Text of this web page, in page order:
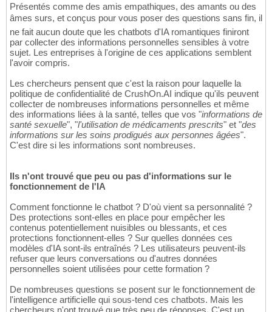
Présentés comme des amis empathiques, des amants ou des
âmes surs, et conçus pour vous poser des questions sans fin, il
ne fait aucun doute que les chatbots d'IA romantiques finiront
par collecter des informations personnelles sensibles à votre
sujet. Les entreprises à l'origine de ces applications semblent
l'avoir compris.
Les chercheurs pensent que c'est la raison pour laquelle la
politique de confidentialité de CrushOn.AI indique qu'ils peuvent
collecter de nombreuses informations personnelles et même
des informations liées à la santé, telles que vos "informations de
santé sexuelle", "l'utilisation de médicaments prescrits" et "des
informations sur les soins prodigués aux personnes âgées".
C'est dire si les informations sont nombreuses.
Ils n'ont trouvé que peu ou pas d'informations sur le
fonctionnement de l'IA
Comment fonctionne le chatbot ? D'où vient sa personnalité ?
Des protections sont-elles en place pour empêcher les
contenus potentiellement nuisibles ou blessants, et ces
protections fonctionnent-elles ? Sur quelles données ces
modèles d'IA sont-ils entraînés ? Les utilisateurs peuvent-ils
refuser que leurs conversations ou d'autres données
personnelles soient utilisées pour cette formation ?
De nombreuses questions se posent sur le fonctionnement de
l'intelligence artificielle qui sous-tend ces chatbots. Mais les
chercheurs n'ont trouvé que très peu de réponses. C'est un